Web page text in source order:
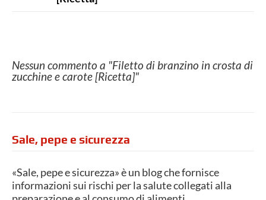
Nessun commento a "Filetto di branzino in crosta di
zucchine e carote [Ricetta]"
Sale, pepe e sicurezza
«Sale, pepe e sicurezza» è un blog che fornisce
informazioni sui rischi per la salute collegati alla